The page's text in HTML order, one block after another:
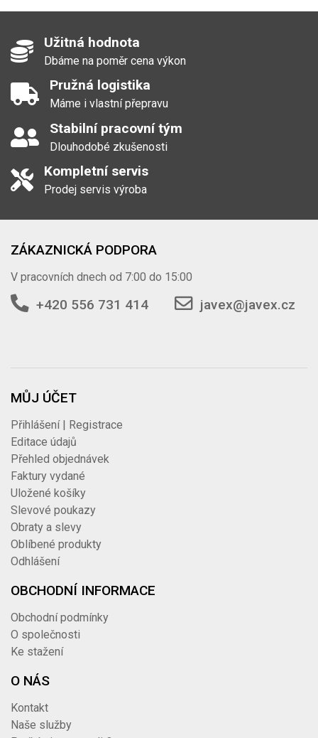
Užitná hodnota
Dbáme na poměr cena výkon
Pružná logistika
Máme i vlastní přepravu
Stabilní pracovní tým
Dlouhodobé zkušenosti
Kompletní servis
Prodej servis výroba
ZÁKAZNICKÁ PODPORA
V pracovních dnech od 7:00 do 15:00
+420 556 731 414 javex@javex.cz
MŮJ ÚČET
Přihlášení | Registrace
Editace údajů
Přehled objednávek
Faktury vydané
Uložené košíky
Slevové poukazy
Obraty a slevy
Oblíbené produkty
Odhlášení
OBCHODNÍ INFORMACE
Obchodní podmínky
O společnosti
Ke stažení
O NÁS
Kontakt
Naše služby